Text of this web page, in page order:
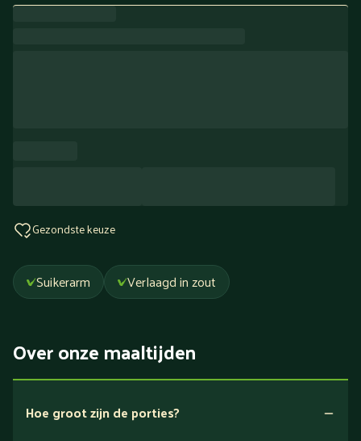
Gezondste keuze
Suikerarm Verlaagd in zout
Over onze maaltijden
Hoe groot zijn de porties?